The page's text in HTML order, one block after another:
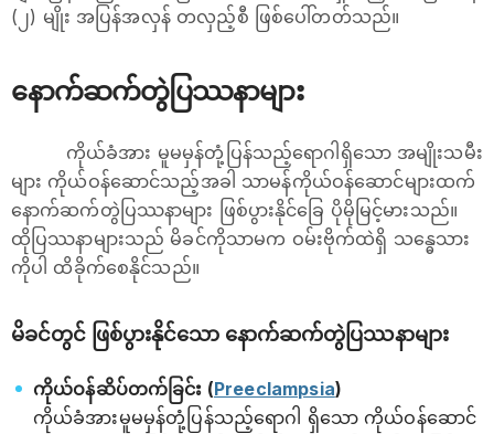
(၂) မျိုး အပြန်အလှန် တလှည့်စီ ဖြစ်ပေါ်တတ်သည်။
နောက်ဆက်တွဲပြဿနာများ
ကိုယ်ခံအား မူမမှန်တုံ့ပြန်သည့်‌ရောဂါရှိသော အမျိုးသမီး
များ ကိုယ်ဝန်ဆောင်သည့်အခါ သာမန်ကိုယ်ဝန်ဆောင်များထက်
နောက်ဆက်တွဲပြဿနာများ ဖြစ်ပွားနိုင်ခြေ ပိုမိုမြင့်မားသည်။
ထိုပြဿနာများသည် မိခင်ကိုသာမက ဝမ်းဗိုက်ထဲရှိ သန္ဓေသား
ကိုပါ ထိခိုက်စေနိုင်သည်။
မိခင်တွင် ဖြစ်ပွားနိုင်သော နောက်ဆက်တွဲပြဿနာများ
ကိုယ်ဝန်ဆိပ်တက်ခြင်း (Preeclampsia)
ကိုယ်ခံအားမူမမှန်တုံ့ပြန်သည့်‌ရောဂါ ရှိသော ကိုယ်ဝန်ဆောင်